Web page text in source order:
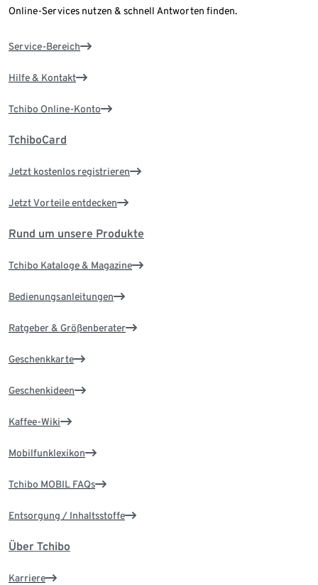
Online-Services nutzen & schnell Antworten finden.
Service-Bereich
Hilfe & Kontakt
Tchibo Online-Konto
TchiboCard
Jetzt kostenlos registrieren
Jetzt Vorteile entdecken
Rund um unsere Produkte
Tchibo Kataloge & Magazine
Bedienungsanleitungen
Ratgeber & Größenberater
Geschenkkarte
Geschenkideen
Kaffee-Wiki
Mobilfunklexikon
Tchibo MOBIL FAQs
Entsorgung / Inhaltsstoffe
Über Tchibo
Karriere